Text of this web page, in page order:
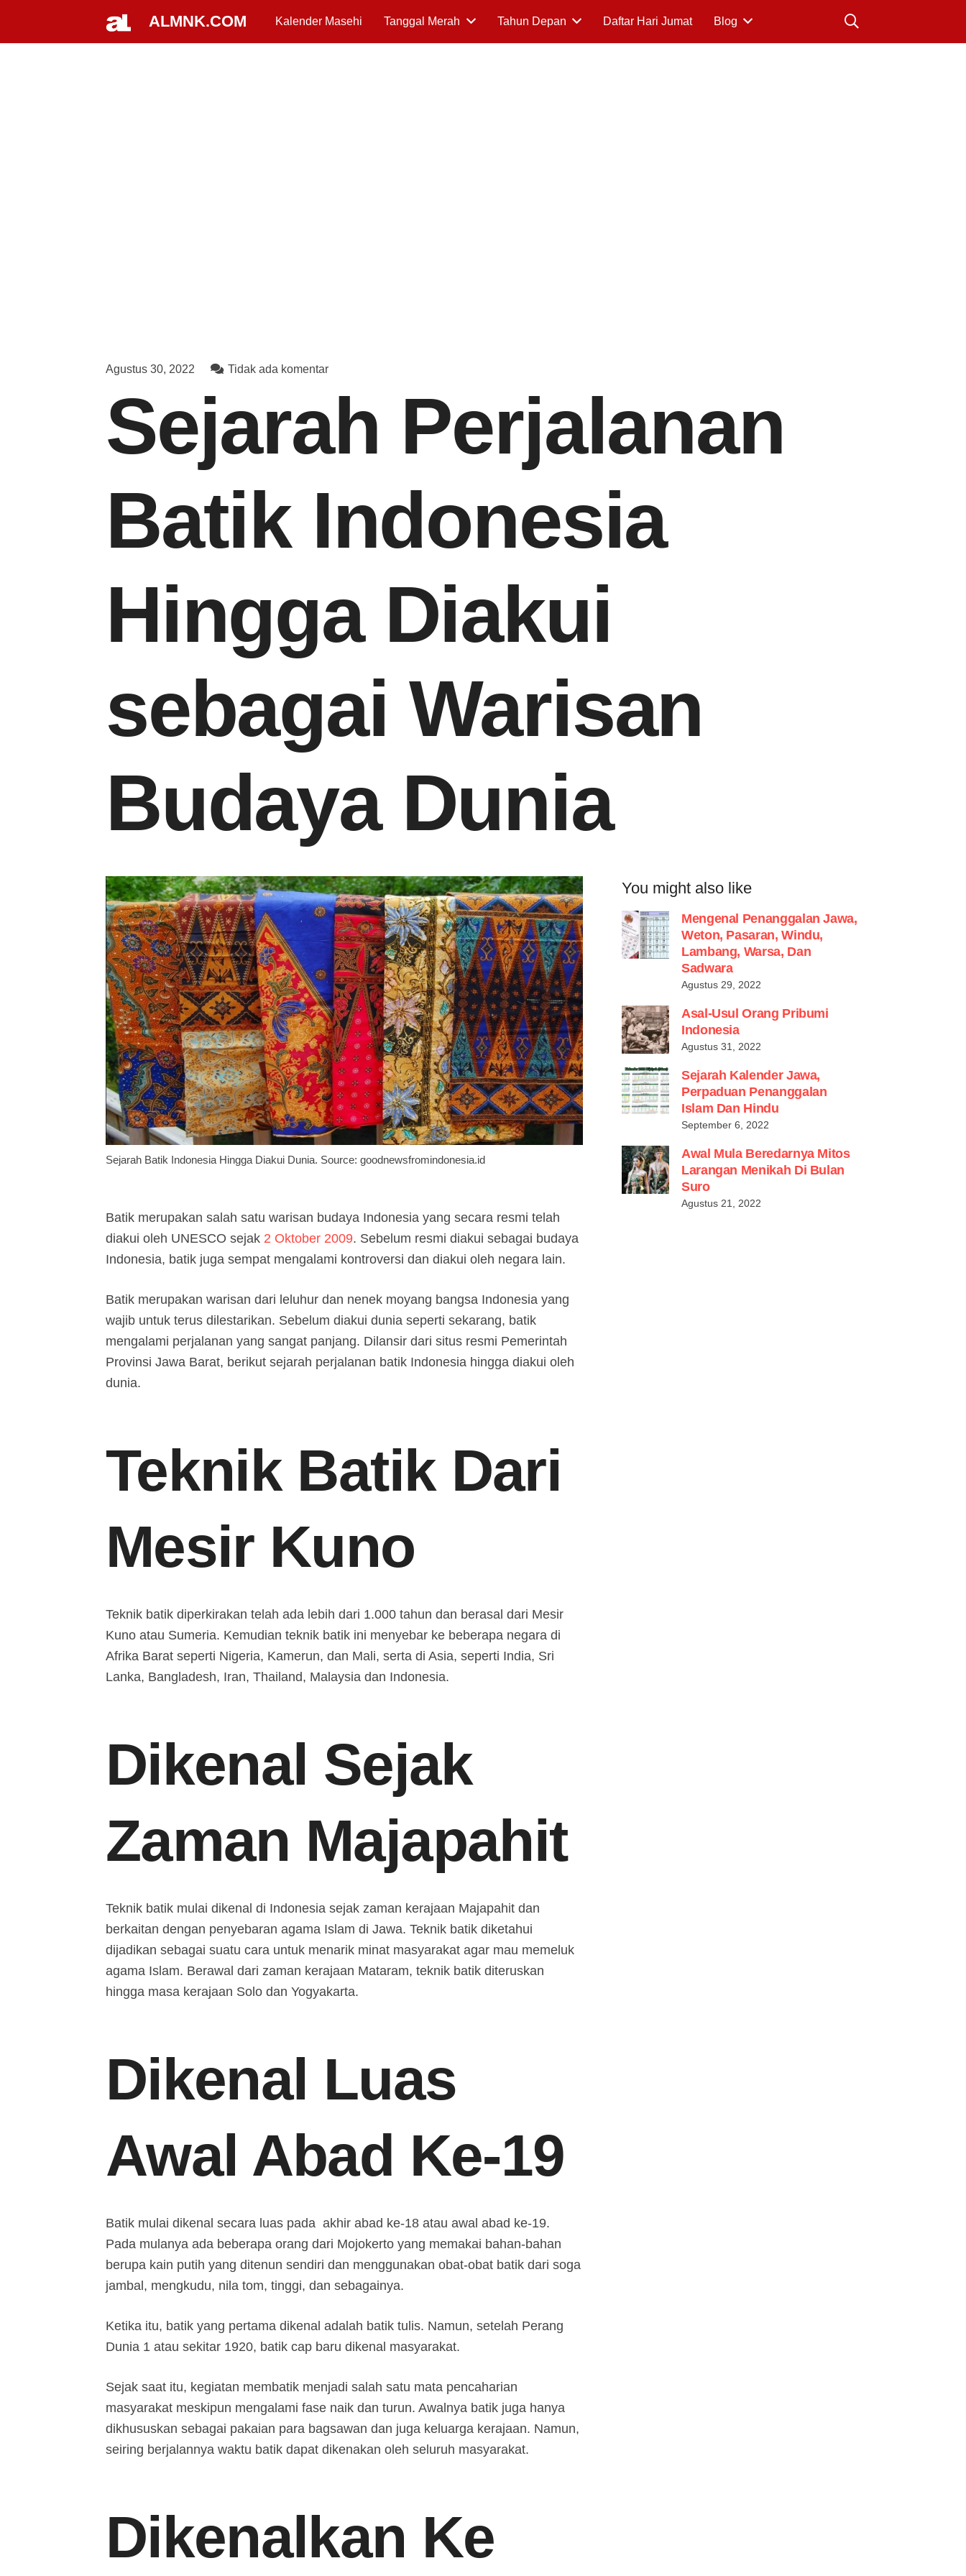
ALMNK.COM Kalender Masehi Tanggal Merah Tahun Depan Daftar Hari Jumat Blog
Agustus 30, 2022 Tidak ada komentar
Sejarah Perjalanan
Batik Indonesia
Hingga Diakui
sebagai Warisan
Budaya Dunia
Sejarah Batik Indonesia Hingga Diakui Dunia. Source: goodnewsfromindonesia.id
Batik merupakan salah satu warisan budaya Indonesia yang secara resmi telah
diakui oleh UNESCO sejak 2 Oktober 2009. Sebelum resmi diakui sebagai budaya
Indonesia, batik juga sempat mengalami kontroversi dan diakui oleh negara lain.
Batik merupakan warisan dari leluhur dan nenek moyang bangsa Indonesia yang
wajib untuk terus dilestarikan. Sebelum diakui dunia seperti sekarang, batik
mengalami perjalanan yang sangat panjang. Dilansir dari situs resmi Pemerintah
Provinsi Jawa Barat, berikut sejarah perjalanan batik Indonesia hingga diakui oleh
dunia.
Teknik Batik Dari
Mesir Kuno
Teknik batik diperkirakan telah ada lebih dari 1.000 tahun dan berasal dari Mesir
Kuno atau Sumeria. Kemudian teknik batik ini menyebar ke beberapa negara di
Afrika Barat seperti Nigeria, Kamerun, dan Mali, serta di Asia, seperti India, Sri
Lanka, Bangladesh, Iran, Thailand, Malaysia dan Indonesia.
Dikenal Sejak
Zaman Majapahit
Teknik batik mulai dikenal di Indonesia sejak zaman kerajaan Majapahit dan
berkaitan dengan penyebaran agama Islam di Jawa. Teknik batik diketahui
dijadikan sebagai suatu cara untuk menarik minat masyarakat agar mau memeluk
agama Islam. Berawal dari zaman kerajaan Mataram, teknik batik diteruskan
hingga masa kerajaan Solo dan Yogyakarta.
Dikenal Luas
Awal Abad Ke-19
Batik mulai dikenal secara luas pada akhir abad ke-18 atau awal abad ke-19.
Pada mulanya ada beberapa orang dari Mojokerto yang memakai bahan-bahan
berupa kain putih yang ditenun sendiri dan menggunakan obat-obat batik dari soga
jambal, mengkudu, nila tom, tinggi, dan sebagainya.
Ketika itu, batik yang pertama dikenal adalah batik tulis. Namun, setelah Perang
Dunia 1 atau sekitar 1920, batik cap baru dikenal masyarakat.
Sejak saat itu, kegiatan membatik menjadi salah satu mata pencaharian
masyarakat meskipun mengalami fase naik dan turun. Awalnya batik juga hanya
dikhususkan sebagai pakaian para bagsawan dan juga keluarga kerajaan. Namun,
seiring berjalannya waktu batik dapat dikenakan oleh seluruh masyarakat.
Dikenalkan Ke
You might also like
Mengenal Penanggalan Jawa,
Weton, Pasaran, Windu,
Lambang, Warsa, Dan
Sadwara
Agustus 29, 2022
Asal-Usul Orang Pribumi
Indonesia
Agustus 31, 2022
Sejarah Kalender Jawa,
Perpaduan Penanggalan
Islam Dan Hindu
September 6, 2022
Awal Mula Beredarnya Mitos
Larangan Menikah Di Bulan
Suro
Agustus 21, 2022